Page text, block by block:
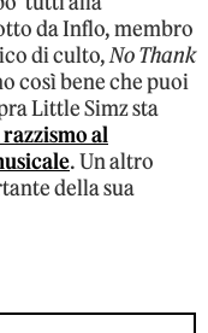
da Inflo, membro
di culto,No Thank
così bene che puoi
Little Simz sta
al
. Un altro
della sua